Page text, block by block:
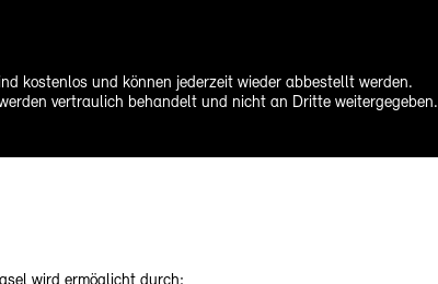
kostenlos und können jederzeit wieder abbestellt werden.
vertraulich behandelt und nicht an Dritte weitergegeben.